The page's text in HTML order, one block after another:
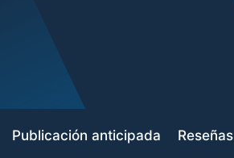
Publicación anticipada Reseñas